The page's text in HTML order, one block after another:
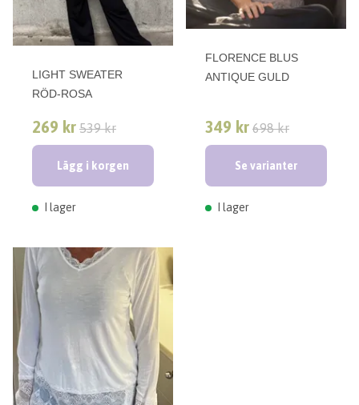
LIGHT SWEATER
RÖD-ROSA
269 kr 539 kr
Lägg i korgen
I lager
FLORENCE BLUS
ANTIQUE GULD
349 kr 698 kr
Se varianter
I lager